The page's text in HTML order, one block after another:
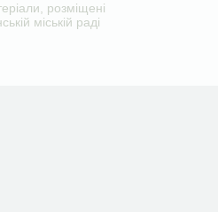
розміщені
міській раді